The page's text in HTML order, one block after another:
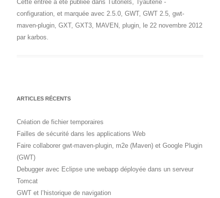
Cette entrée a été publiée dans Tutoriels, Tyauterie -
configuration, et marquée avec 2.5.0, GWT, GWT 2.5, gwt-
maven-plugin, GXT, GXT3, MAVEN, plugin, le 22 novembre 2012
par karbos.
ARTICLES RÉCENTS
Création de fichier temporaires
Failles de sécurité dans les applications Web
Faire collaborer gwt-maven-plugin, m2e (Maven) et Google Plugin
(GWT)
Debugger avec Eclipse une webapp déployée dans un serveur
Tomcat
GWT et l’historique de navigation